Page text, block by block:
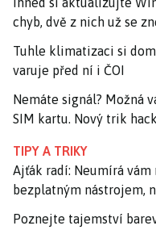
chyb, dvě z nich už se
Tuhle klimatizaci si
varuje před ní i ČOI
Nemáte signál? Možná
SIM kartu. Nový trik
TIPY A TRIKY
Ajťák radí: Neumírá
bezplatným nástrojem,
Poznejte tajemství